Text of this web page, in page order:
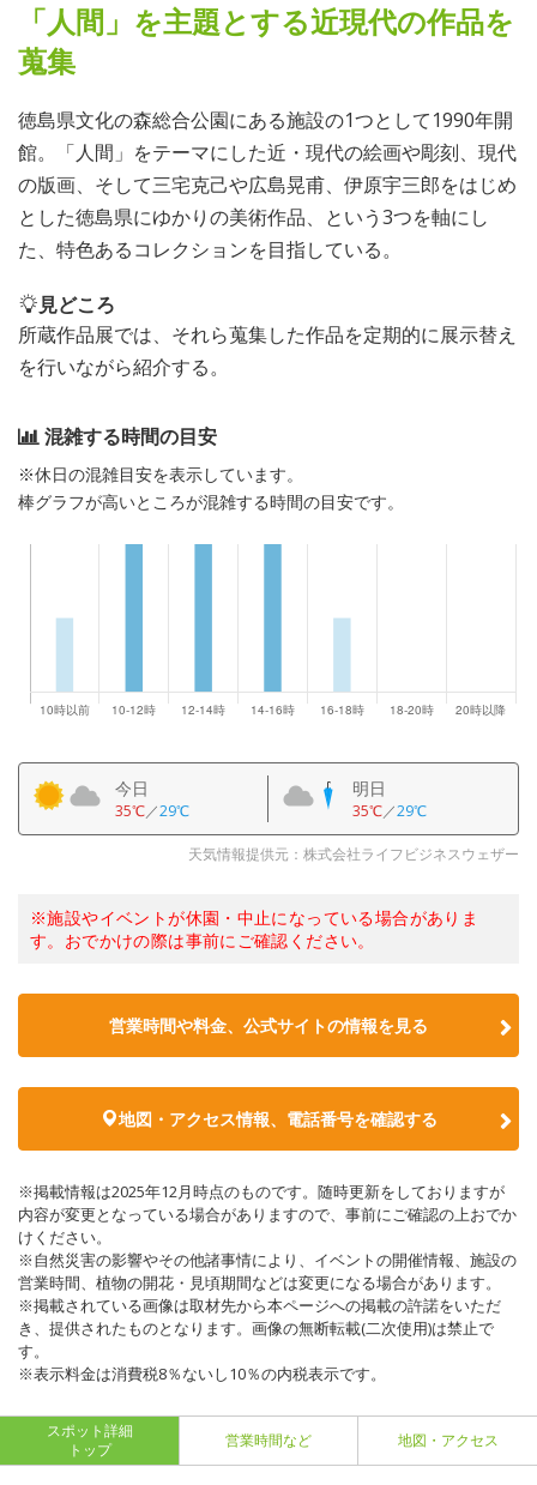
「人間」を主題とする近現代の作品を
蒐集
徳島県文化の森総合公園にある施設の1つとして1990年開
館。「人間」をテーマにした近・現代の絵画や彫刻、現代
の版画、そして三宅克己や広島晃甫、伊原宇三郎をはじめ
とした徳島県にゆかりの美術作品、という3つを軸にし
た、特色あるコレクションを目指している。
見どころ
所蔵作品展では、それら蒐集した作品を定期的に展示替え
を行いながら紹介する。
混雑する時間の目安
※休日の混雑目安を表示しています。
棒グラフが高いところが混雑する時間の目安です。
今日
35℃／29℃
明日
35℃／29℃
天気情報提供元：株式会社ライフビジネスウェザー
※施設やイベントが休園・中止になっている場合がありま
す。おでかけの際は事前にご確認ください。
営業時間や料金、公式サイトの情報を見る
地図・アクセス情報、電話番号を確認する
※掲載情報は2025年12月時点のものです。随時更新をしておりますが
内容が変更となっている場合がありますので、事前にご確認の上おでか
けください。
※自然災害の影響やその他諸事情により、イベントの開催情報、施設の
営業時間、植物の開花・見頃期間などは変更になる場合があります。
※掲載されている画像は取材先から本ページへの掲載の許諾をいただ
き、提供されたものとなります。画像の無断転載(二次使用)は禁止で
す。
※表示料金は消費税8％ないし10％の内税表示です。
スポット詳細
トップ
営業時間など 地図・アクセス